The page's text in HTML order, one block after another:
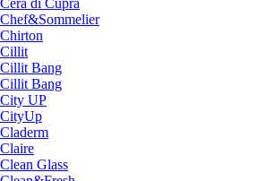
Cera di Cupra
Chef&Sommelier
Chirton
Cillit
Cillit Bang
Cillit Bang
City UP
CityUp
Claderm
Claire
Clean Glass